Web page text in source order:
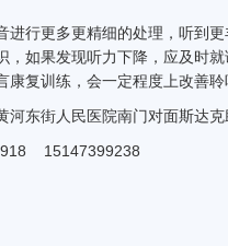
进行更多更精细的处理，听到
，如果发现听力下降，应及时
康复训练，会一定程度上改善
河东街人民医院南门对面斯达
15147399238